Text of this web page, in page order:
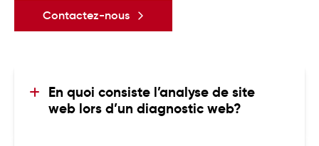
Contactez-nous
En quoi consiste l’analyse de site
web lors d’un diagnostic web?